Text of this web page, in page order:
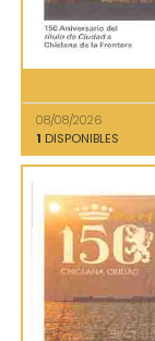
08/08/2026
1 DISPONIBLES